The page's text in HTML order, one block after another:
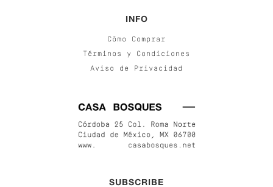
INFO
Cómo Comprar
Términos y Condiciones
Aviso de Privacidad
SUBSCRIBE